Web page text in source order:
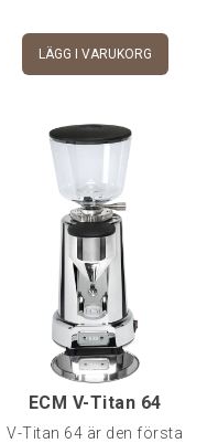
LÄGG I VARUKORG
ECM V-Titan 64
V-Titan 64 är den första